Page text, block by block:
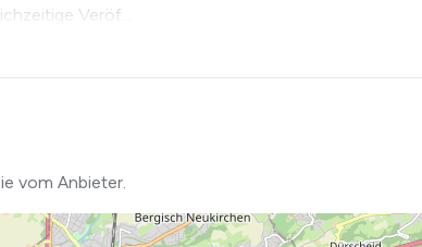
Veröf...
vom Anbieter.